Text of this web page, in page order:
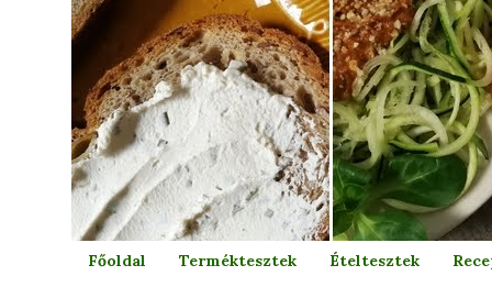
Főoldal Terméktesztek Ételtesztek